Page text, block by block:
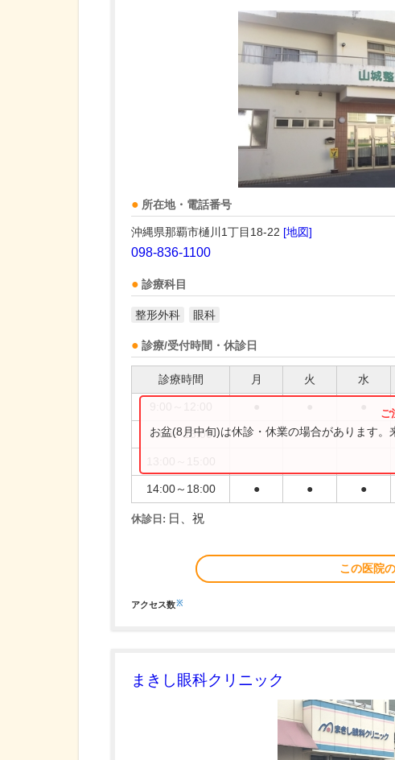
所在地・電話番号
沖縄県那覇市樋川1丁目18-22 [地図]
098-836-1100
診療科目
整形外科 眼科
診療/受付時間・休診日
診療時間 月 火 水
9:00～13:00
14:00～18:00 ● ● ●
お盆(8月中旬)は休診・休業の場合があります。
休診日: 日、祝
この医院
アクセス数※
まきし眼科クリニック